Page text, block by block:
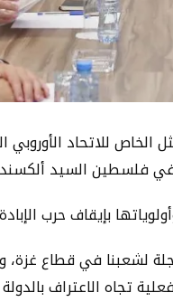
الممثل الخاص للاتحاد
في فلسطين السيد
بإيقاف حرب
لشعبنا في قطاع
تجاه الاعتراف